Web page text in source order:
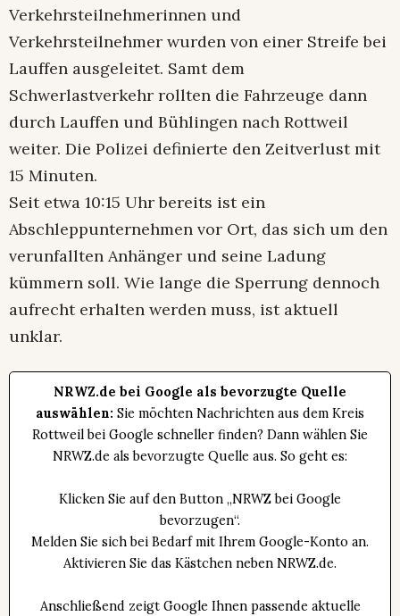
Verkehrsteilnehmerinnen und
Verkehrsteilnehmer wurden von einer Streife bei
Lauffen ausgeleitet. Samt dem
Schwerlastverkehr rollten die Fahrzeuge dann
durch Lauffen und Bühlingen nach Rottweil
weiter. Die Polizei definierte den Zeitverlust mit
15 Minuten.
Seit etwa 10:15 Uhr bereits ist ein
Abschleppunternehmen vor Ort, das sich um den
verunfallten Anhänger und seine Ladung
kümmern soll. Wie lange die Sperrung dennoch
aufrecht erhalten werden muss, ist aktuell
unklar.
NRWZ.de bei Google als bevorzugte Quelle
auswählen: Sie möchten Nachrichten aus dem Kreis
Rottweil bei Google schneller finden? Dann wählen Sie
NRWZ.de als bevorzugte Quelle aus. So geht es:
Klicken Sie auf den Button „NRWZ bei Google
bevorzugen“.
Melden Sie sich bei Bedarf mit Ihrem Google-Konto an.
Aktivieren Sie das Kästchen neben NRWZ.de.
Anschließend zeigt Google Ihnen passende aktuelle